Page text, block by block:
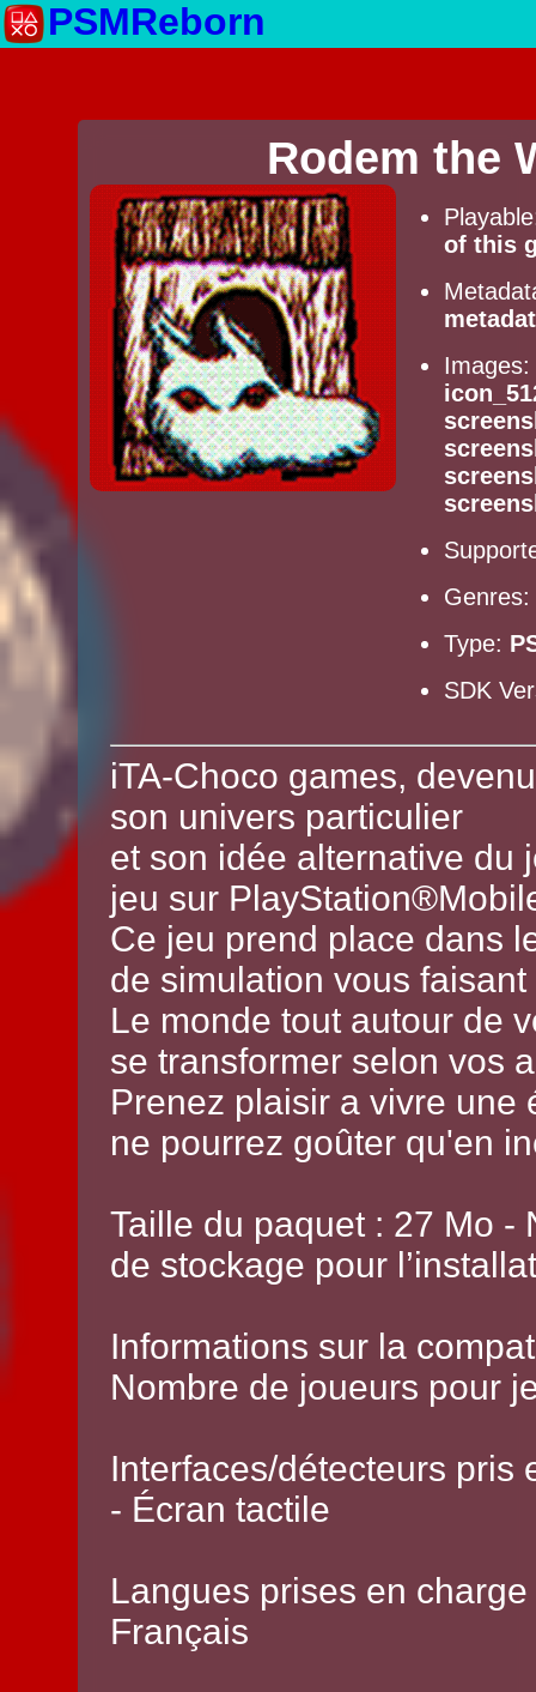
PSMReborn
Rodem the
of this
Images:
Genres:
Type:
SDK
iTA-Choco games,
son univers particulier
et son idée alternative du
jeu sur
Ce jeu prend place dans
de simulation vous
Le monde tout autour de
se transformer selon vos
Prenez plaisir a vivre une
ne pourrez goûter qu'en
Taille du paquet : 27 Mo -
de stockage pour
Informations sur la
Nombre de joueurs pour
Interfaces/détecteurs pris
- Écran tactile
Langues prises en charge
Français